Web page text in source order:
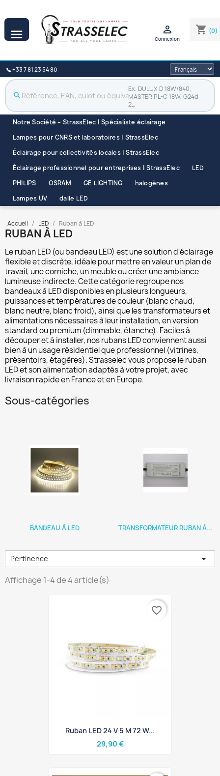
 shopping_cart (0)

Connexion
📞 +33 7 81 23 54 80
search
Ex. DULUX D 18W/840,
MASTER PL-C 18W, G24d-
2…
Notre Société – StrassElec | Spécialiste éclairage
Lampes pour CNRS et laboratoires | StrassElec
Éclairage pour collectivités locales | StrassElec
Éclairage professionnel pour entreprises | StrassElec
LED
PHILIPS
OSRAM GE LIGHTING
halogènes
Lampes UV
dalle LED
Accueil LED Ruban à LED
RUBAN À LED
Leruban LED (ou bandeau LED) est une solution d'éclairage
flexible et discrète, idéale pour mettre en valeur un plan de
travail, une corniche, un meuble ou créer une ambiance
lumineuse indirecte. Cette catégorie regroupe nos
bandeaux à LEDdisponibles en plusieurs longueurs,
puissances et températures de couleur (blanc chaud,
blanc neutre, blanc froid), ainsi que lestransformateurs et
alimentationsnécessaires à leur installation, en version
standard ou premium (dimmable, étanche). Faciles à
découper et à installer, nos rubans LED conviennent aussi
bien à un usage résidentiel que professionnel (vitrines,
présentoirs, étagères). Strasselec vous propose le ruban
LED et son alimentation adaptés à votre projet, avec
livraison rapide en France et en Europe.
Sous-catégories
BANDEAU À LED TRANSFORMATEUR RUBAN À...
Pertinence 
Affichage 1-4 de 4 article(s)
Ruban LED 24 V 5 M 72 W...
29,90 €
favorite_border